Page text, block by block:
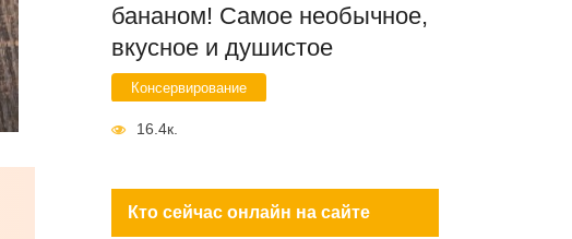
бананом! Самое необычное,
вкусное и душистое
Консервирование
16.4к.
Кто сейчас онлайн на сайте